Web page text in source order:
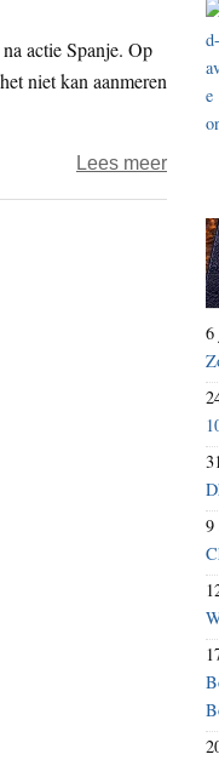
i
t
actie Spanje. Op
niet kan aanmeren
Lees meerover
6
9